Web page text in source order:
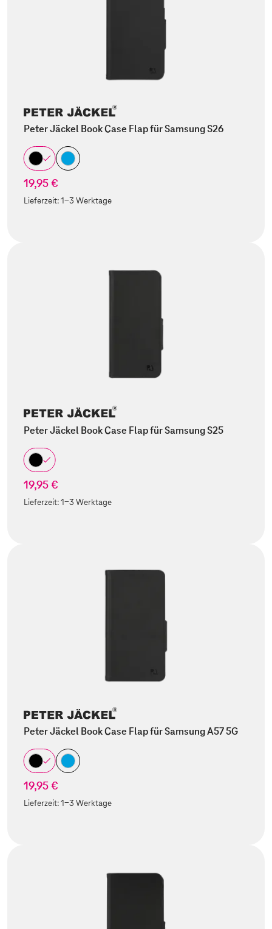
Peter Jäckel Book Case Flap für Samsung S26
19,95 €
Lieferzeit:1-3 Werktage
Peter Jäckel Book Case Flap für Samsung S25
19,95 €
Lieferzeit:1-3 Werktage
Peter Jäckel Book Case Flap für Samsung A57 5G
19,95 €
Lieferzeit:1-3 Werktage